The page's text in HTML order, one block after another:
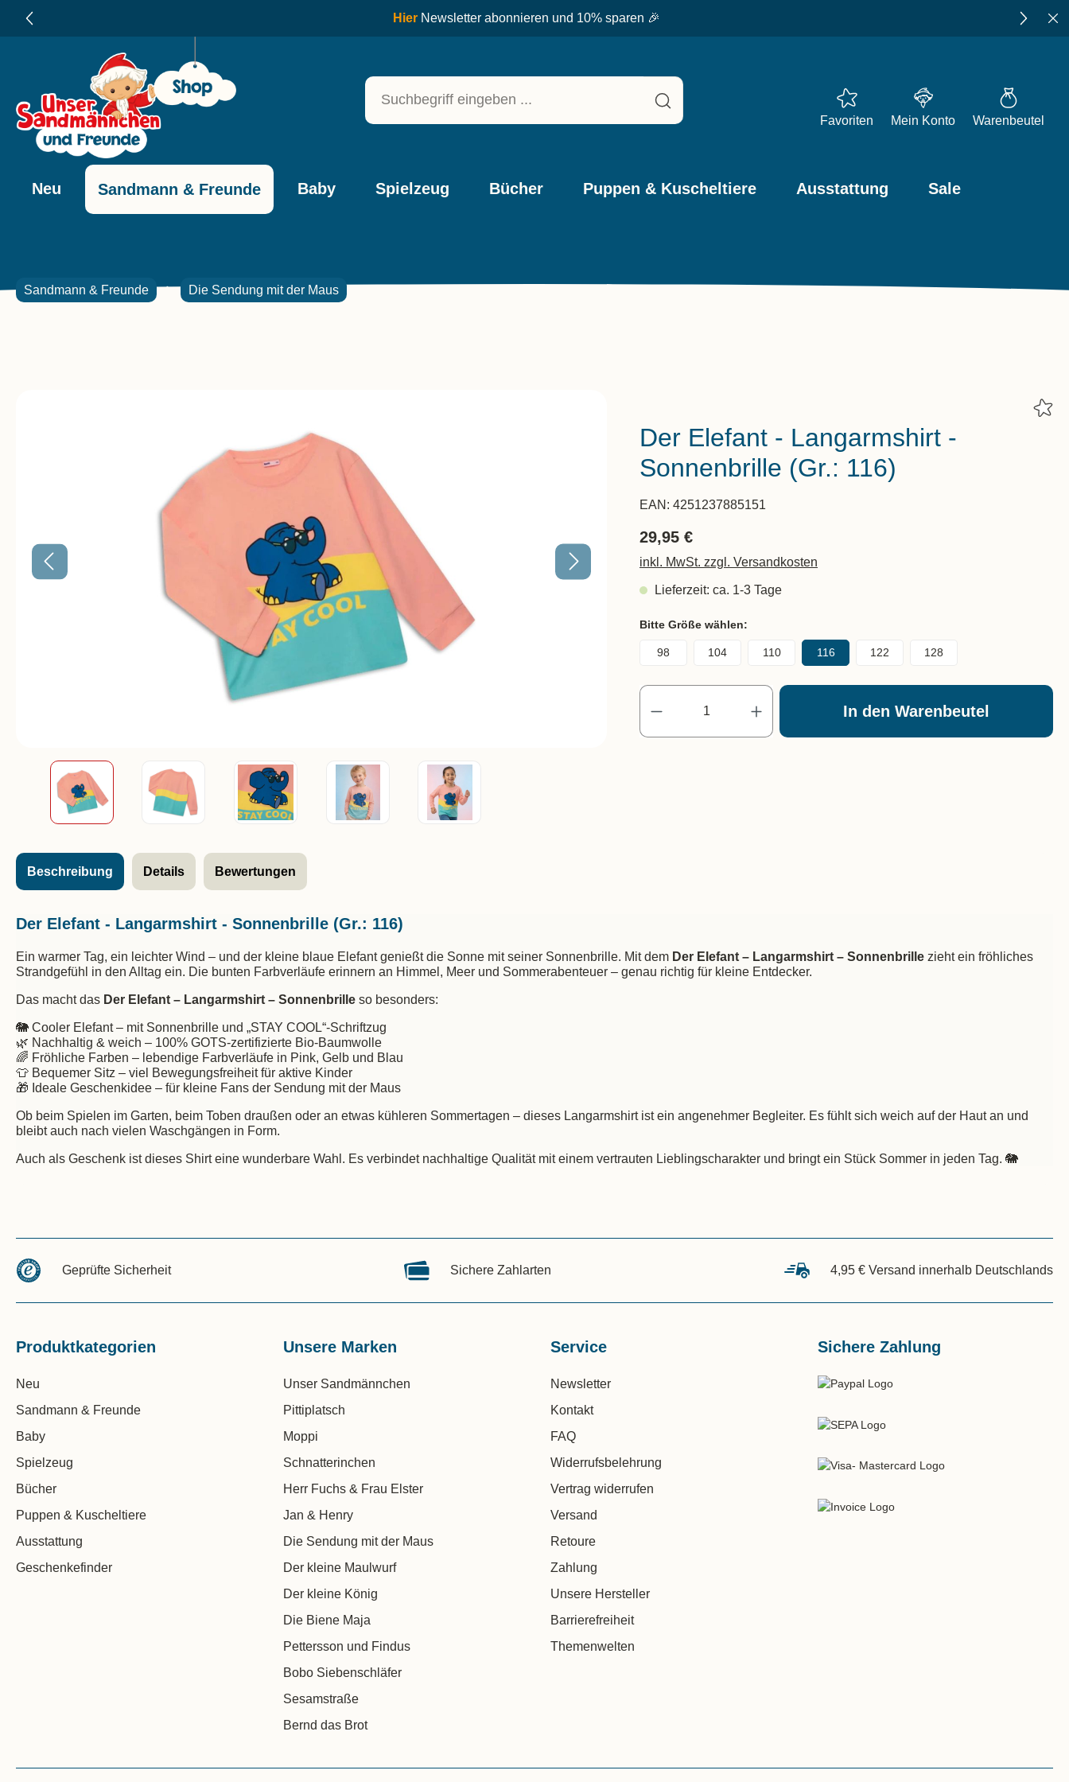
springen Hier Newsletter abonnieren und 10% sparen 🎉
Favoriten Mein Konto Warenbeutel
Neu Sandmann & Freunde Baby Spielzeug Bücher Puppen & Kuscheltiere Ausstattung Sale
Sandmann & Freunde Die Sendung mit der Maus
Der Elefant - Langarmshirt -
Sonnenbrille (Gr.: 116)
EAN: 4251237885151
29,95 €
inkl. MwSt. zzgl. Versandkosten
Lieferzeit: ca. 1-3 Tage
Bitte Größe wählen:
98 104 110 116 122 128
Produkt Anzahl: Gib den
In den Warenbeutel
Beschreibung Details Bewertungen
Der Elefant - Langarmshirt - Sonnenbrille (Gr.: 116)
Ein warmer Tag, ein leichter Wind – und der kleine blaue Elefant genießt die Sonne mit seiner Sonnenbrille. Mit dem Der Elefant – Langarmshirt – Sonnenbrille zieht ein fröhliches
Strandgefühl in den Alltag ein. Die bunten Farbverläufe erinnern an Himmel, Meer und Sommerabenteuer – genau richtig für kleine Entdecker.
Das macht das Der Elefant – Langarmshirt – Sonnenbrille so besonders:
🐘 Cooler Elefant – mit Sonnenbrille und „STAY COOL“-Schriftzug
🌿 Nachhaltig & weich – 100% GOTS-zertifizierte Bio-Baumwolle
🌈 Fröhliche Farben – lebendige Farbverläufe in Pink, Gelb und Blau
👕 Bequemer Sitz – viel Bewegungsfreiheit für aktive Kinder
🎁 Ideale Geschenkidee – für kleine Fans der Sendung mit der Maus
Ob beim Spielen im Garten, beim Toben draußen oder an etwas kühleren Sommertagen – dieses Langarmshirt ist ein angenehmer Begleiter. Es fühlt sich weich auf der Haut an und
bleibt auch nach vielen Waschgängen in Form.
Auch als Geschenk ist dieses Shirt eine wunderbare Wahl. Es verbindet nachhaltige Qualität mit einem vertrauten Lieblingscharakter und bringt ein Stück Sommer in jeden Tag. 🐘
Geprüfte Sicherheit Sichere Zahlarten 4,95 € Versand innerhalb Deutschlands
Produktkategorien
Neu
Sandmann & Freunde
Baby
Spielzeug
Bücher
Puppen & Kuscheltiere
Ausstattung
Geschenkefinder
Unsere Marken
Unser Sandmännchen
Pittiplatsch
Moppi
Schnatterinchen
Herr Fuchs & Frau Elster
Jan & Henry
Die Sendung mit der Maus
Der kleine Maulwurf
Der kleine König
Die Biene Maja
Pettersson und Findus
Bobo Siebenschläfer
Sesamstraße
Bernd das Brot
Service
Newsletter
Kontakt
FAQ
Widerrufsbelehrung
Vertrag widerrufen
Versand
Retoure
Zahlung
Unsere Hersteller
Barrierefreiheit
Themenwelten
Sichere Zahlung